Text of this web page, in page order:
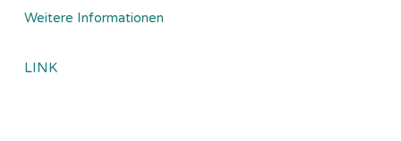
Weitere Informationen
LINK